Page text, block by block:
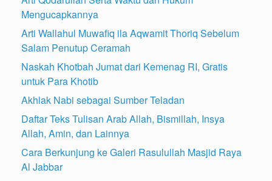
Mengucapkannya
Arti Wallahul Muwafiq ila Aqwamit Thoriq Sebelum
Salam Penutup Ceramah
Naskah Khotbah Jumat dari Kemenag RI, Gratis
untuk Para Khotib
Akhlak Nabi sebagai Sumber Teladan
Daftar Teks Tulisan Arab Allah, Bismillah, Insya
Allah, Amin, dan Lainnya
Cara Berkunjung ke Galeri Rasulullah Masjid Raya
Al Jabbar